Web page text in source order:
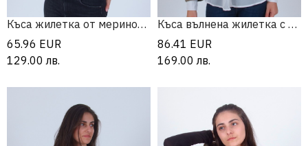
Къса жилетка от мериносова вълна
65.96 EUR
129.00 лв.
Къса вълнена жилетка с буфан ръкав
86.41 EUR
169.00 лв.